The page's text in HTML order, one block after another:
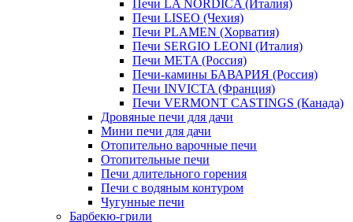
Печи LA NORDICA (Италия)
Печи LISEO (Чехия)
Печи PLAMEN (Хорватия)
Печи SERGIO LEONI (Италия)
Печи META (Россия)
Печи-камины БАВАРИЯ (Россия)
Печи INVICTA (Франция)
Печи VERMONT CASTINGS (Канада)
Дровяные печи для дачи
Мини печи для дачи
Отопительно варочные печи
Отопительные печи
Печи длительного горения
Печи с водяным контуром
Чугунные печи
Барбекю-грили